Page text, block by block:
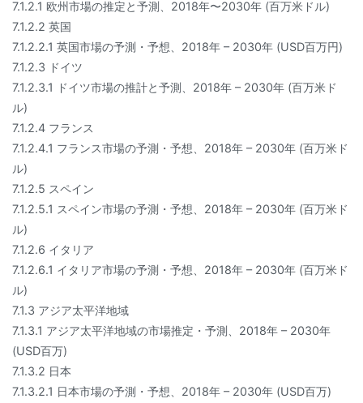
7.1.2.1 欧州市場の推定と予測、2018年〜2030年 (百万米ドル)
7.1.2.2 英国
7.1.2.2.1 英国市場の予測・予想、2018年 – 2030年 (USD百万円)
7.1.2.3 ドイツ
7.1.2.3.1 ドイツ市場の推計と予測、2018年 – 2030年 (百万米ド
ル)
7.1.2.4 フランス
7.1.2.4.1 フランス市場の予測・予想、2018年 – 2030年 (百万米ド
ル)
7.1.2.5 スペイン
7.1.2.5.1 スペイン市場の予測・予想、2018年 – 2030年 (百万米ド
ル)
7.1.2.6 イタリア
7.1.2.6.1 イタリア市場の予測・予想、2018年 – 2030年 (百万米ド
ル)
7.1.3 アジア太平洋地域
7.1.3.1 アジア太平洋地域の市場推定・予測、2018年 – 2030年
(USD百万)
7.1.3.2 日本
7.1.3.2.1 日本市場の予測・予想、2018年 – 2030年 (USD百万)